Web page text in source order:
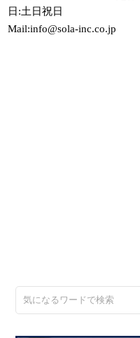
日:土日祝日
Mail:info@sola-inc.co.jp